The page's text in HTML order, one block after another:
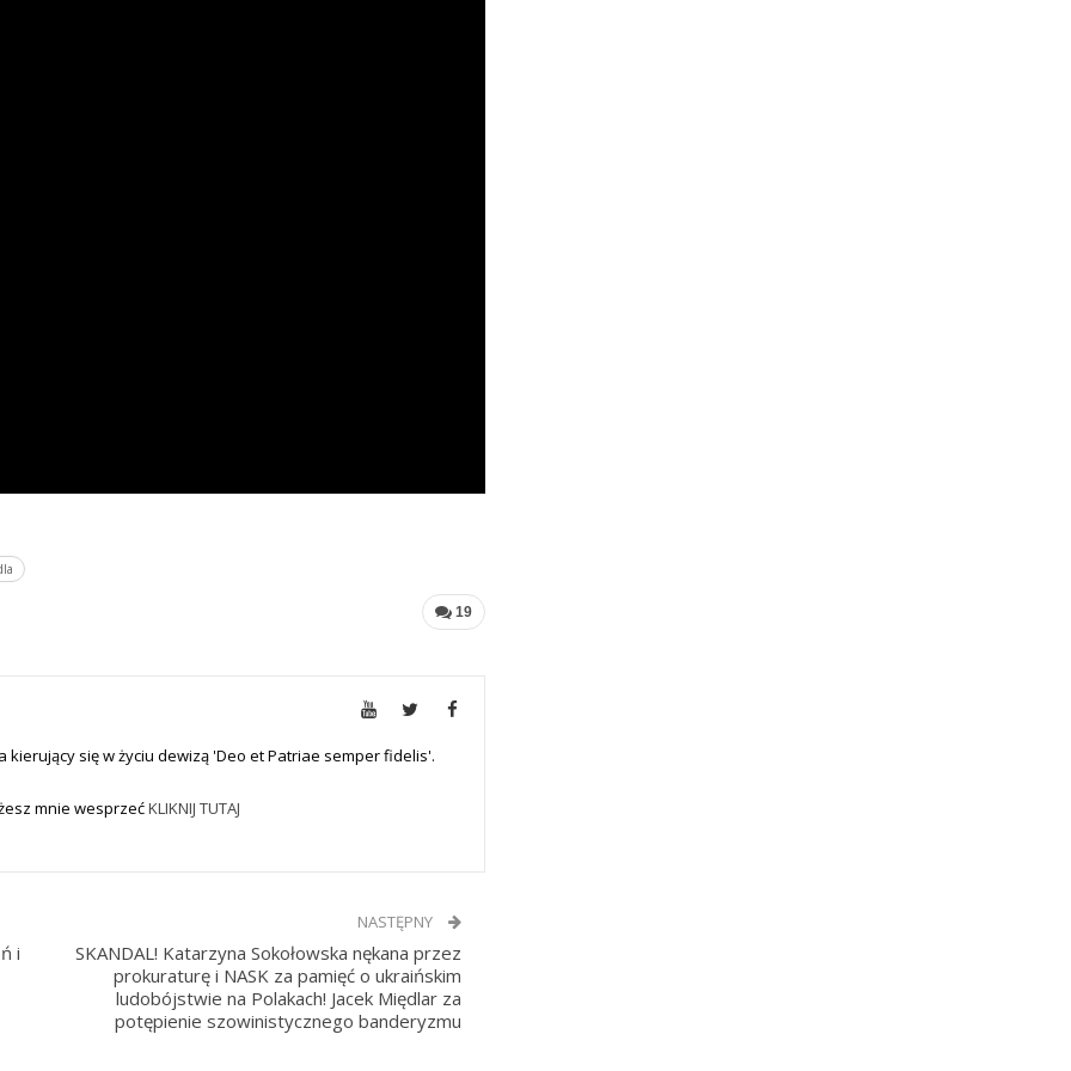
19
kierujący się w życiu dewizą 'Deo et Patriae semper fidelis'.
mnie wesprzećKLIKNIJ TUTAJ
i
NASTĘPNY
SKANDAL! Katarzyna Sokołowska nękana przez
prokuraturę i NASK za pamięć o ukraińskim
ludobójstwie na Polakach! Jacek Międlar za
potępienie szowinistycznego banderyzmu